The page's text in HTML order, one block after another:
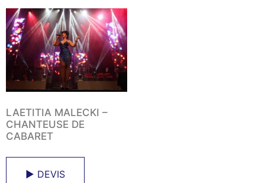
LAETITIA MALECKI –
CHANTEUSE DE
CABARET
► DEVIS